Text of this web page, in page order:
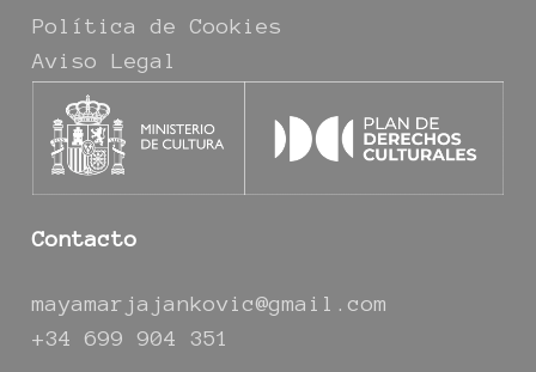
Política de Cookies
Aviso Legal
Contacto
mayamarjajankovic@gmail.com
+34 699 904 351